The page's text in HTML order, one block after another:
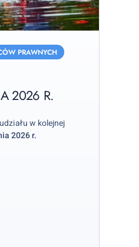
PRAWNYCH
2026 R.
w kolejnej
2026 r.